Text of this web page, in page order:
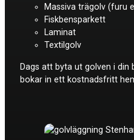
Massiva trägolv (furu
Fiskbensparkett
Laminat
Textilgolv
Dags att byta ut golven i
bokar in ett kostnadsfritt